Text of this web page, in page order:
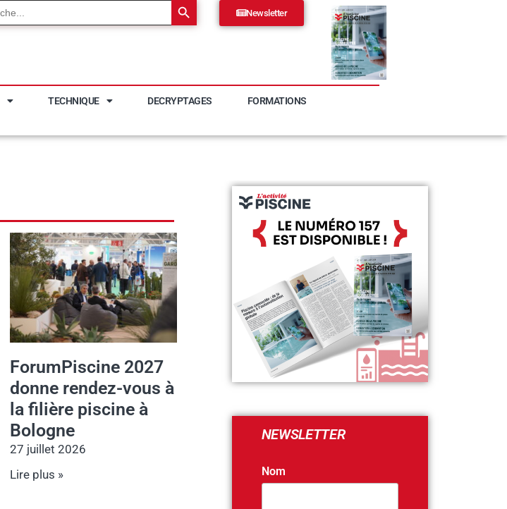
Newsletter
TECHNIQUE DECRYPTAGES FORMATIONS
ForumPiscine 2027
donne rendez-vous à
la filière piscine à
Bologne
27 juillet 2026
Lire plus »
NEWSLETTER
Nom